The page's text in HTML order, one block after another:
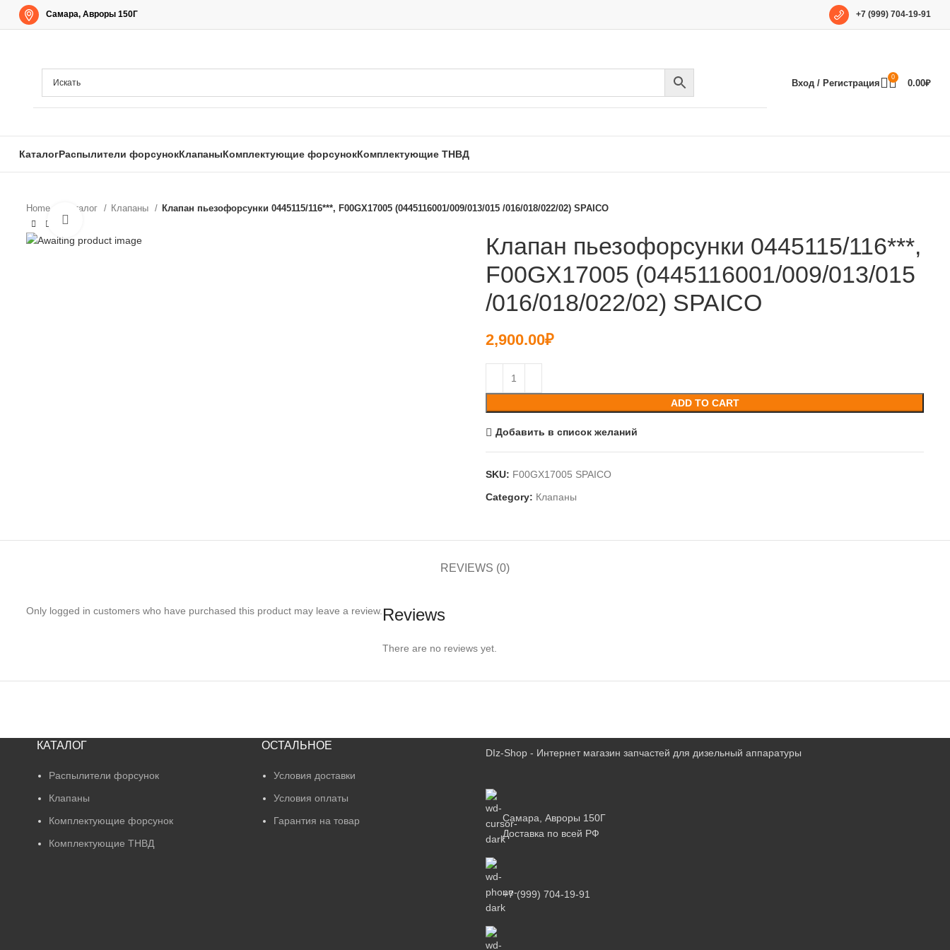
Самара, Авроры 150Г +7 (999) 704-19-91
Вход / Регистрация
0
0.00₽
КаталогРаспылители форсунокКлапаныКомплектующие форсунокКомплектующие ТНВД
Home Каталог Клапаны
Клапан пьезофорсунки 0445115/116***, F00GX17005 (0445116001/009/013/015 /016/018/022/02) SPAICO
Клапан пьезофорсунки 0445115/116***,
F00GX17005 (0445116001/009/013/015
/016/018/022/02) SPAICO
2,900.00₽
ADD TO CART
Добавить в список желаний
SKU: F00GX17005 SPAICO
Category: Клапаны
REVIEWS (0)
Reviews
There are no reviews yet.
Only logged in customers who have purchased this product may leave a review.
КАТАЛОГ
Распылители форсунок
Клапаны
Комплектующие форсунок
Комплектующие ТНВД
ОСТАЛЬНОЕ
Условия доставки
Условия оплаты
Гарантия на товар
DIz-Shop - Интернет магазин запчастей для дизельный аппаратуры
Самара, Авроры 150Г
Доставка по всей РФ
+7 (999) 704-19-91